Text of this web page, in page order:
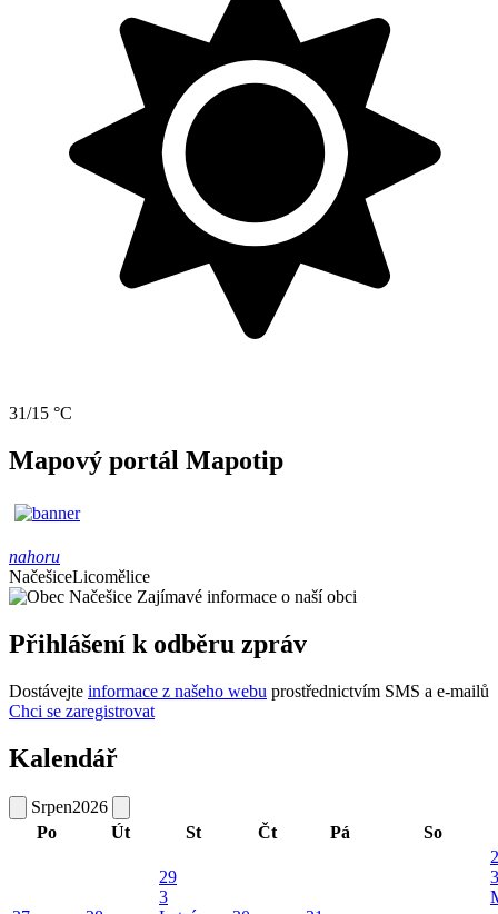
31/15 °C
Mapový portál Mapotip
nahoru
NačešiceLicomělice
Zajímavé informace o naší obci
Přihlášení k odběru zpráv
Dostávejte informace z našeho webu prostřednictvím SMS a e-mailů
Chci se zaregistrovat
Kalendář
Srpen2026
Po
Út St Čt Pá So
29
3
2
3